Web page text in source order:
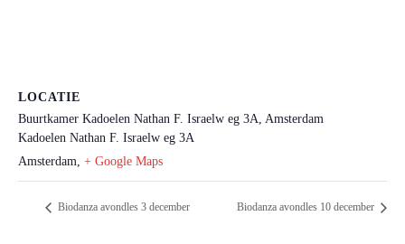
LOCATIE
Buurtkamer Kadoelen Nathan F. Israelw eg 3A, Amsterdam
Kadoelen Nathan F. Israelw eg 3A
Amsterdam + Google Maps
Biodanza avondles 3 december Biodanza avondles 10 december